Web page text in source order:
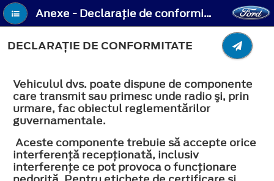
Anexe - Declaraţie de conformitate
DECLARAŢIE DE CONFORMITATE
Vehiculul dvs. poate dispune de componente
care transmit sau primesc unde radio şi, prin
urmare, fac obiectul reglementărilor
guvernamentale.
Aceste componente trebuie să accepte orice
interferență recepționată, inclusiv
interferențe ce pot provoca o funcționare